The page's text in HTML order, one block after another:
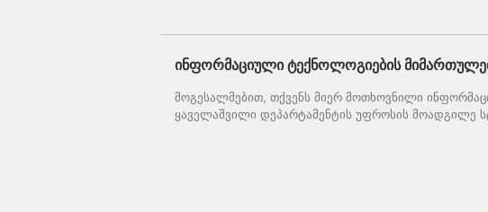
ინფორმაციული ტექნოლოგიების
მოგესალმებით, თქვენს მიერ მოთხოვნილი
ყაველაშვილი დეპარტამენტის უფროსის მოადგილე